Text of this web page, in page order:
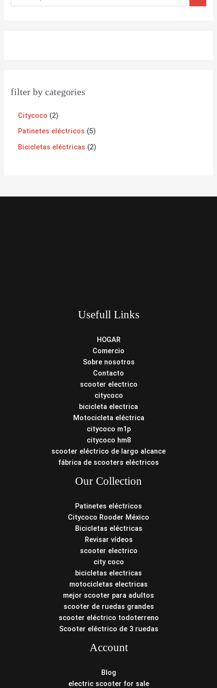
filter by categories
Citycoco 2
Patinetes eléctricos 5
Bicicletas eléctricas 2
Usefull Links
HOGAR
Comercio
Sobre nosotros
Contacto
scooter electrico
citycoco
bicicleta electrica
Motocicleta eléctrica
citycoco m1p
citycoco hm8
scooter eléctrico de largo alcance
fábrica de scooters eléctricos
Our Collection
Patinetes eléctricos
Citycoco Rooder México
Bicicletas eléctricas
Revisar vídeos
scooter electrico
city coco
bicicletas electricas
motocicletas electricas
mejor scooter para adultos
scooter de ruedas grandes
scooter eléctrico todoterreno
Scooter eléctrico de 3 ruedas
Account
Blog
electric scooter for sale